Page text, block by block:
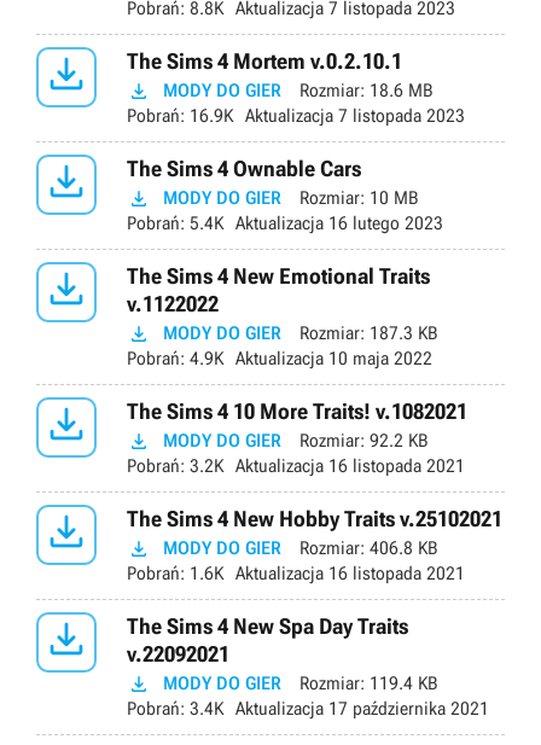
Pobrań: 8.8K Aktualizacja 7 listopada 2023
 The Sims 4 Mortem v.0.2.10.1
 MODY DO GIER Rozmiar: 18.6 MB
Pobrań: 16.9K Aktualizacja 7 listopada 2023
 The Sims 4 Ownable Cars
 MODY DO GIER Rozmiar: 10 MB
Pobrań: 5.4K Aktualizacja 16 lutego 2023

The Sims 4 New Emotional Traits
v.1122022
 MODY DO GIER Rozmiar: 187.3 KB
Pobrań: 4.9K Aktualizacja 10 maja 2022
 The Sims 4 10 More Traits! v.1082021
 MODY DO GIER Rozmiar: 92.2 KB
Pobrań: 3.2K Aktualizacja 16 listopada 2021
 The Sims 4 New Hobby Traits v.25102021
 MODY DO GIER Rozmiar: 406.8 KB
Pobrań: 1.6K Aktualizacja 16 listopada 2021

The Sims 4 New Spa Day Traits
v.22092021
 MODY DO GIER Rozmiar: 119.4 KB
Pobrań: 3.4K Aktualizacja 17 października 2021